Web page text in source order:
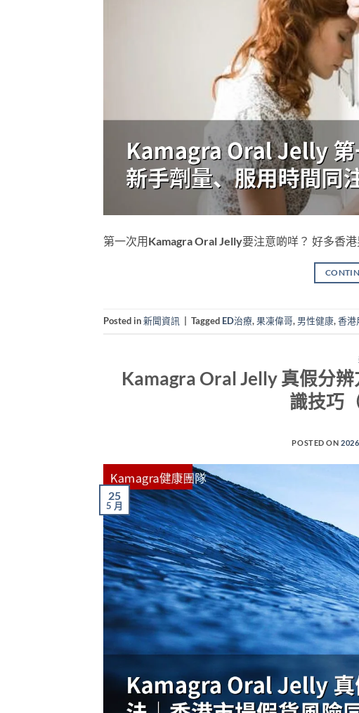
第一次用Kamagra Oral Jelly要注意啲咩？ 好多香
Posted in新聞資訊 Tagged ED治療,果凍偉哥, 男性健康,香港
Kamagra Oral Jelly 真假分
識技巧
POSTED ON
25
5 月